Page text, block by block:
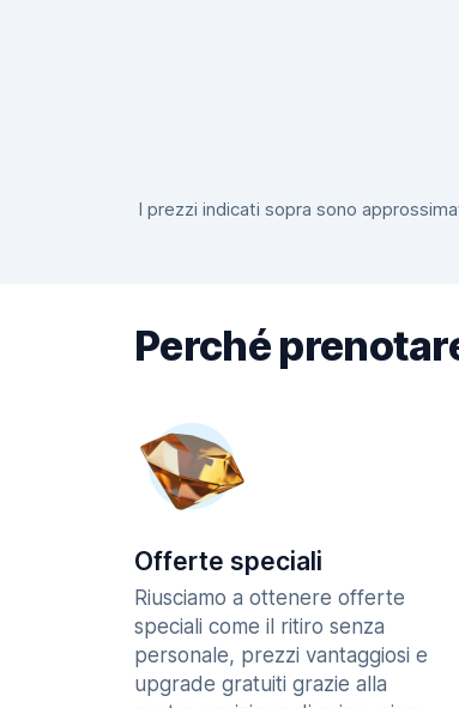
I prezzi indicati sopra sono
Perché
Offerte speciali
Riusciamo a ottenere offerte
speciali come il ritiro senza
personale, prezzi vantaggiosi e
upgrade gratuiti grazie alla